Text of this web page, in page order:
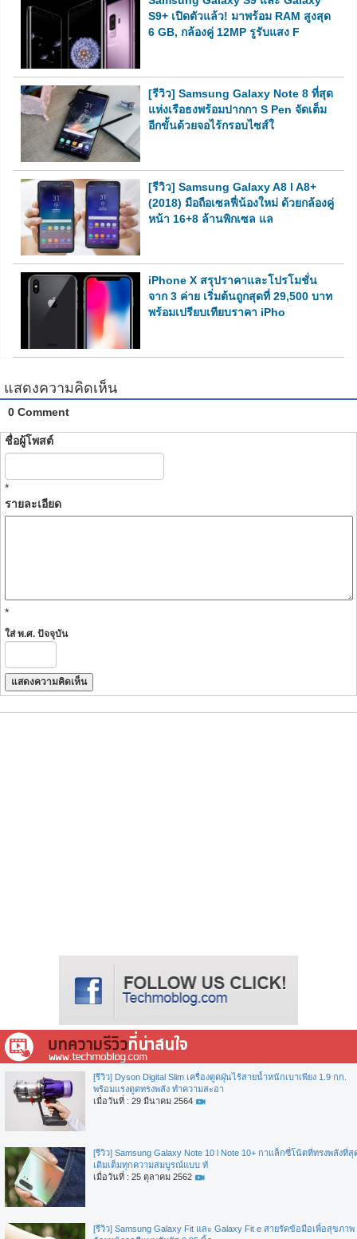
S9+ เปิดตัวแล้ว! มาพร้อม RAM สูงสุด
6 GB, กล้องคู่ 12MP รูรับแสง F
[รีวิว] Samsung Galaxy Note 8 ที่สุด
แห่งเรือธงพร้อมปากกา S Pen จัดเต็ม
อีกขั้นด้วยจอไร้กรอบไซส์ใ
[รีวิว] Samsung Galaxy A8 l A8+
(2018) มือถือเซลฟี่น้องใหม่ ด้วยกล้องคู่
หน้า 16+8 ล้านพิกเซล แล
iPhone X สรุปราคาและโปรโมชั่น
จาก 3 ค่าย เริ่มต้นถูกสุดที่ 29,500 บาท
พร้อมเปรียบเทียบราคา iPho
แสดงความคิดเห็น
0 Comment
ชื่อผู้โพสต์
*
รายละเอียด
*
ใส่ พ.ศ. ปัจจุบัน
[รีวิว] Dyson Digital Slim เครื่องดูดฝุ่นไร้สายน้ำหนักเบาเพียง 1.9 กก.
พร้อมแรงดูดทรงพลัง ทำความสะอา
เมื่อวันที่ : 29 มีนาคม 2564
[รีวิว] Samsung Galaxy Note 10 l Note 10+ กาแล็กซี่โน้ตที่ทรงพลังที่สุ
เติมเต็มทุกความสมบูรณ์แบบ ทั
เมื่อวันที่ : 25 ตุลาคม 2562
[รีวิว] Samsung Galaxy Fit และ Galaxy Fit e สายรัดข้อมือเพื่อสุขภาพ